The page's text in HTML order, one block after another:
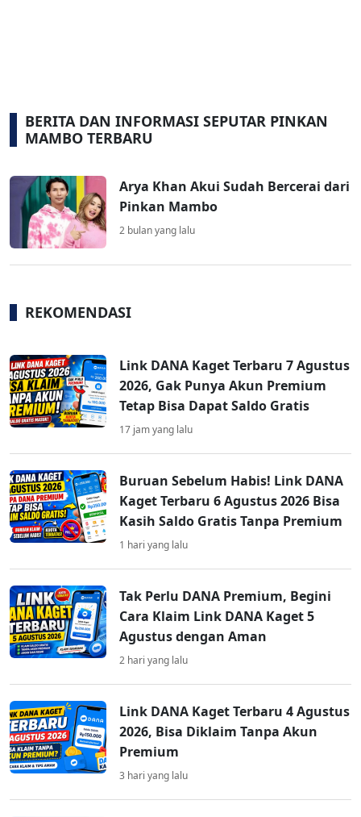
BERITA DAN INFORMASI SEPUTAR PINKAN
MAMBO TERBARU
Arya Khan Akui Sudah Bercerai dari
Pinkan Mambo
2 bulan yang lalu
REKOMENDASI
Link DANA Kaget Terbaru 7 Agustus
2026, Gak Punya Akun Premium
Tetap Bisa Dapat Saldo Gratis
17 jam yang lalu
Buruan Sebelum Habis! Link DANA
Kaget Terbaru 6 Agustus 2026 Bisa
Kasih Saldo Gratis Tanpa Premium
1 hari yang lalu
Tak Perlu DANA Premium, Begini
Cara Klaim Link DANA Kaget 5
Agustus dengan Aman
2 hari yang lalu
Link DANA Kaget Terbaru 4 Agustus
2026, Bisa Diklaim Tanpa Akun
Premium
3 hari yang lalu